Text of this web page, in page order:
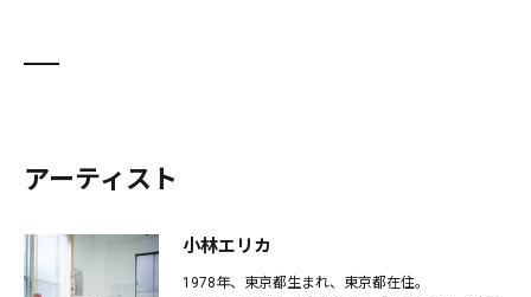
アーティスト
小林エリカ
1978年、東京都生まれ、東京都在住。